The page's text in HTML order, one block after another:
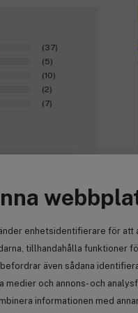
enhetsidentifierare för att
tillhandahålla funktioner
även sådana
medier och annons- och
informationen med
(37)
(5)
(10)
(2)
(7)